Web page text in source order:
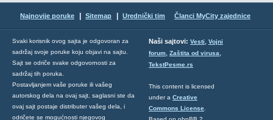
Najnovije poruke Sitemap Urednički tim Članci MyCity zajednice
Svaki korisnik ovog sajta je odgovoran za
sadržaj svoje poruke koju objavi na sajtu.
Sajt se odriče svake odgovornosti za
sadržaj tih poruka.
Postavljanjem vaše poruke ili vašeg
autorskog dela na ovaj sajt, saglasni ste da
ovaj sajt postaje distributer vašeg dela, i
odričete se mogućnosti njegovog
Naši sajtovi: Vesti, Vojni
forum, Zaštita od virusa,
TekstPesme.rs
This content is licensed
under a Creative
Commons License